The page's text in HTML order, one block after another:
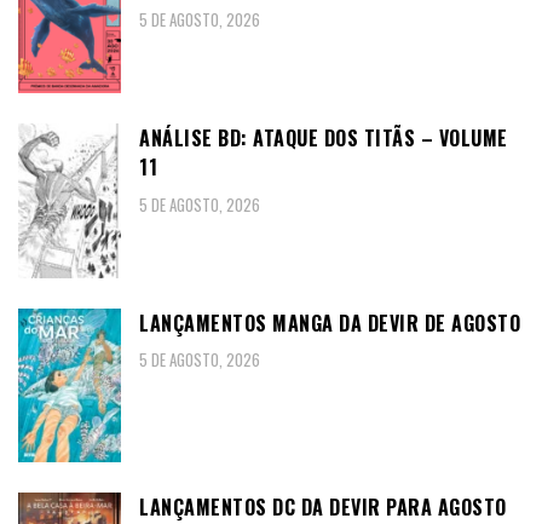
5 DE AGOSTO, 2026
ANÁLISE BD: ATAQUE DOS TITÃS – VOLUME
11
5 DE AGOSTO, 2026
LANÇAMENTOS MANGA DA DEVIR DE AGOSTO
5 DE AGOSTO, 2026
LANÇAMENTOS DC DA DEVIR PARA AGOSTO